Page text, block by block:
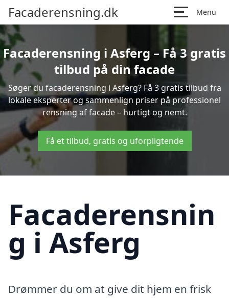
Facaderensning.dk Menu
Facaderensning i Asferg – Få 3 gratis
tilbud på din facade
Søger du facaderensning i Asferg? Få 3 gratis tilbud fra
lokale eksperter og sammenlign priser på professionel
rensning af facade – hurtigt og nemt.
Få et tilbud, gratis og uforpligtende
Facaderensnin
g i Asferg
Drømmer du om at give dit hjem en frisk